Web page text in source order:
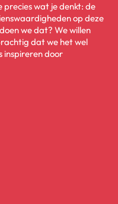
precies wat je denkt: de
op deze
we dat? We willen
dat we het wel
inspireren door